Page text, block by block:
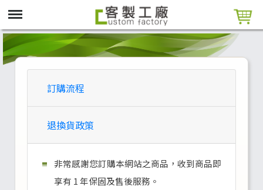
訂購流程
退換貨政策
非常感謝您訂購本網站之商品，收到商品即
享有 1 年保固及售後服務。